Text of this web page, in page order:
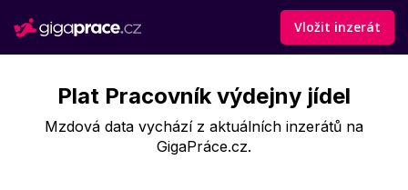
Vložit inzerát
Plat Pracovník výdejny jídel
Mzdová data vychází z aktuálních inzerátů na
GigaPráce.cz.